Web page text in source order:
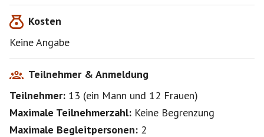
Kosten
Keine Angabe
Teilnehmer & Anmeldung
Teilnehmer: 13 (ein Mann und 12 Frauen)
Maximale Teilnehmerzahl: Keine Begrenzung
Maximale Begleitpersonen: 2